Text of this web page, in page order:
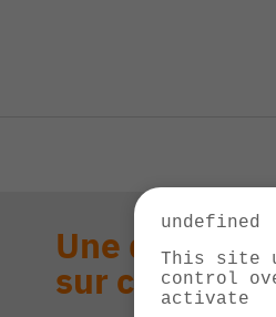
Une
sur ce
undefined
This site
control
activate